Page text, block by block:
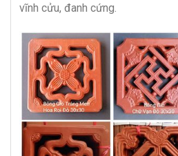
vĩnh cửu, đanh cứng.